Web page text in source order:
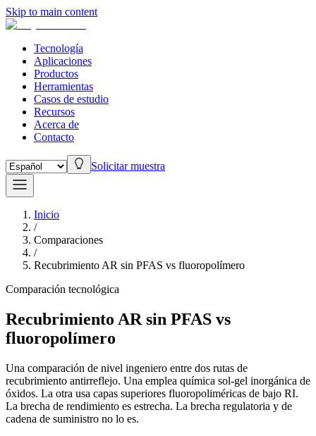
Skip to main content
Tecnología
Aplicaciones
Productos
Herramientas
Casos de estudio
Recursos
Acerca de
Contacto
Solicitar muestra
Inicio
/
Comparaciones
/
Recubrimiento AR sin PFAS vs fluoropolímero
Comparación tecnológica
Recubrimiento AR sin PFAS vs
fluoropolímero
Una comparación de nivel ingeniero entre dos rutas de
recubrimiento antirreflejo. Una emplea química sol-gel inorgánica de
óxidos. La otra usa capas superiores fluoropoliméricas de bajo RI.
La brecha de rendimiento es estrecha. La brecha regulatoria y de
cadena de suministro no lo es.